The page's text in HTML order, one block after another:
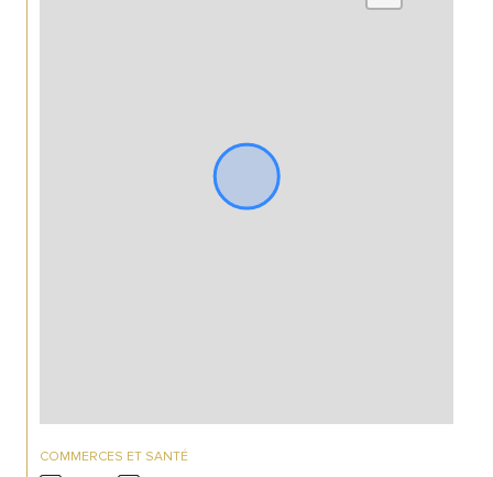
COMMERCES ET SANTÉ